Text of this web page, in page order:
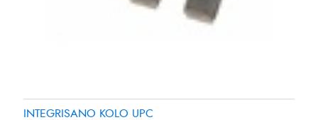
INTEGRISANO KOLO UPC